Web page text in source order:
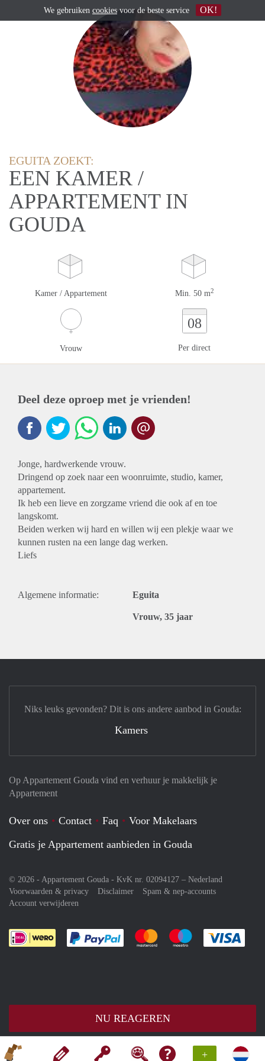
+
EGUITA ZOEKT:
EEN KAMER /
APPARTEMENT IN
GOUDA
Kamer / Appartement Min. 50 m2
Vrouw
08
Per direct
Deel deze oproep met je vrienden!
Jonge, hardwerkende vrouw.
Dringend op zoek naar een woonruimte, studio, kamer,
appartement.
Ik heb een lieve en zorgzame vriend die ook af en toe
langskomt.
Beiden werken wij hard en willen wij een plekje waar we
kunnen rusten na een lange dag werken.
Liefs
Algemene informatie: Eguita
Vrouw, 35 jaar
NU REAGEREN
Op Appartement Gouda vind en verhuur je makkelijk je
Appartement
Over ons Contact Faq
Voor Makelaars
Gratis je Appartement aanbieden in Gouda
© 2026 - Appartement Gouda - KvK nr. 02094127 – Nederland
Voorwaarden & privacy
Disclaimer
Spam & nep-accounts
Account verwijderen
Je rekent gemakkelijk af met Paypal
Je rekent gemakkelijk af met
Je rekent
Niks leuks gevonden? Dit is ons andere aanbod in Gouda:
Kamers
We gebruiken cookies voor de beste service OK!